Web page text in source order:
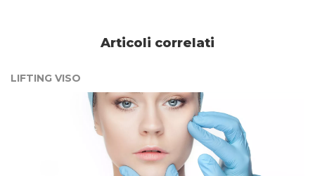
Articoli correlati
LIFTING VISO